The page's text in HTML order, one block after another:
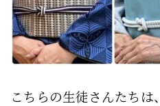
こちらの生徒さんたちは